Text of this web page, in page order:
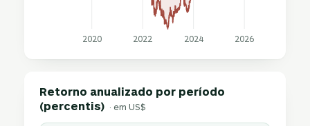
2020 2022 2024 2026
Retorno anualizado por período
(percentis) · em US$